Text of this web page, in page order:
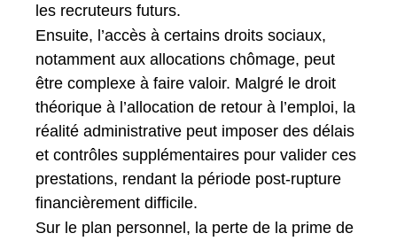
les recruteurs futurs.
Ensuite, l’accès à certains droits sociaux,
notamment aux allocations chômage, peut
être complexe à faire valoir. Malgré le droit
théorique à l’allocation de retour à l’emploi, la
réalité administrative peut imposer des délais
et contrôles supplémentaires pour valider ces
prestations, rendant la période post-rupture
financièrement difficile.
Sur le plan personnel, la perte de la prime de